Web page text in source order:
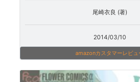
尾崎衣良 (著)
2014/03/10
amazonカスタマーレビュ